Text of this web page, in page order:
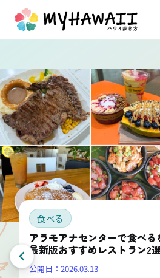
食べる
アラモアナセンターで食べ
最新版おすすめレストラン2
公開日： 2026.03.13